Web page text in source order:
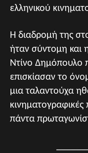
ελληνικού
Η διαδρομή της
ήταν σύντομη και
Ντίνο Δημόπουλο
επισκίασαν το
μια ταλαντούχα
πάντα